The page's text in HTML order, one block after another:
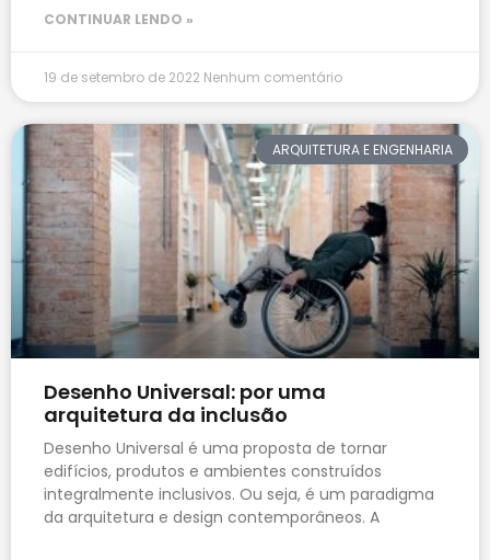
CONTINUAR LENDO »
19 de setembro de 2022 Nenhum comentário
ARQUITETURA E ENGENHARIA
Desenho Universal: por uma
arquitetura da inclusão
Desenho Universal é uma proposta de tornar
edifícios, produtos e ambientes construídos
integralmente inclusivos. Ou seja, é um paradigma
da arquitetura e design contemporâneos. A